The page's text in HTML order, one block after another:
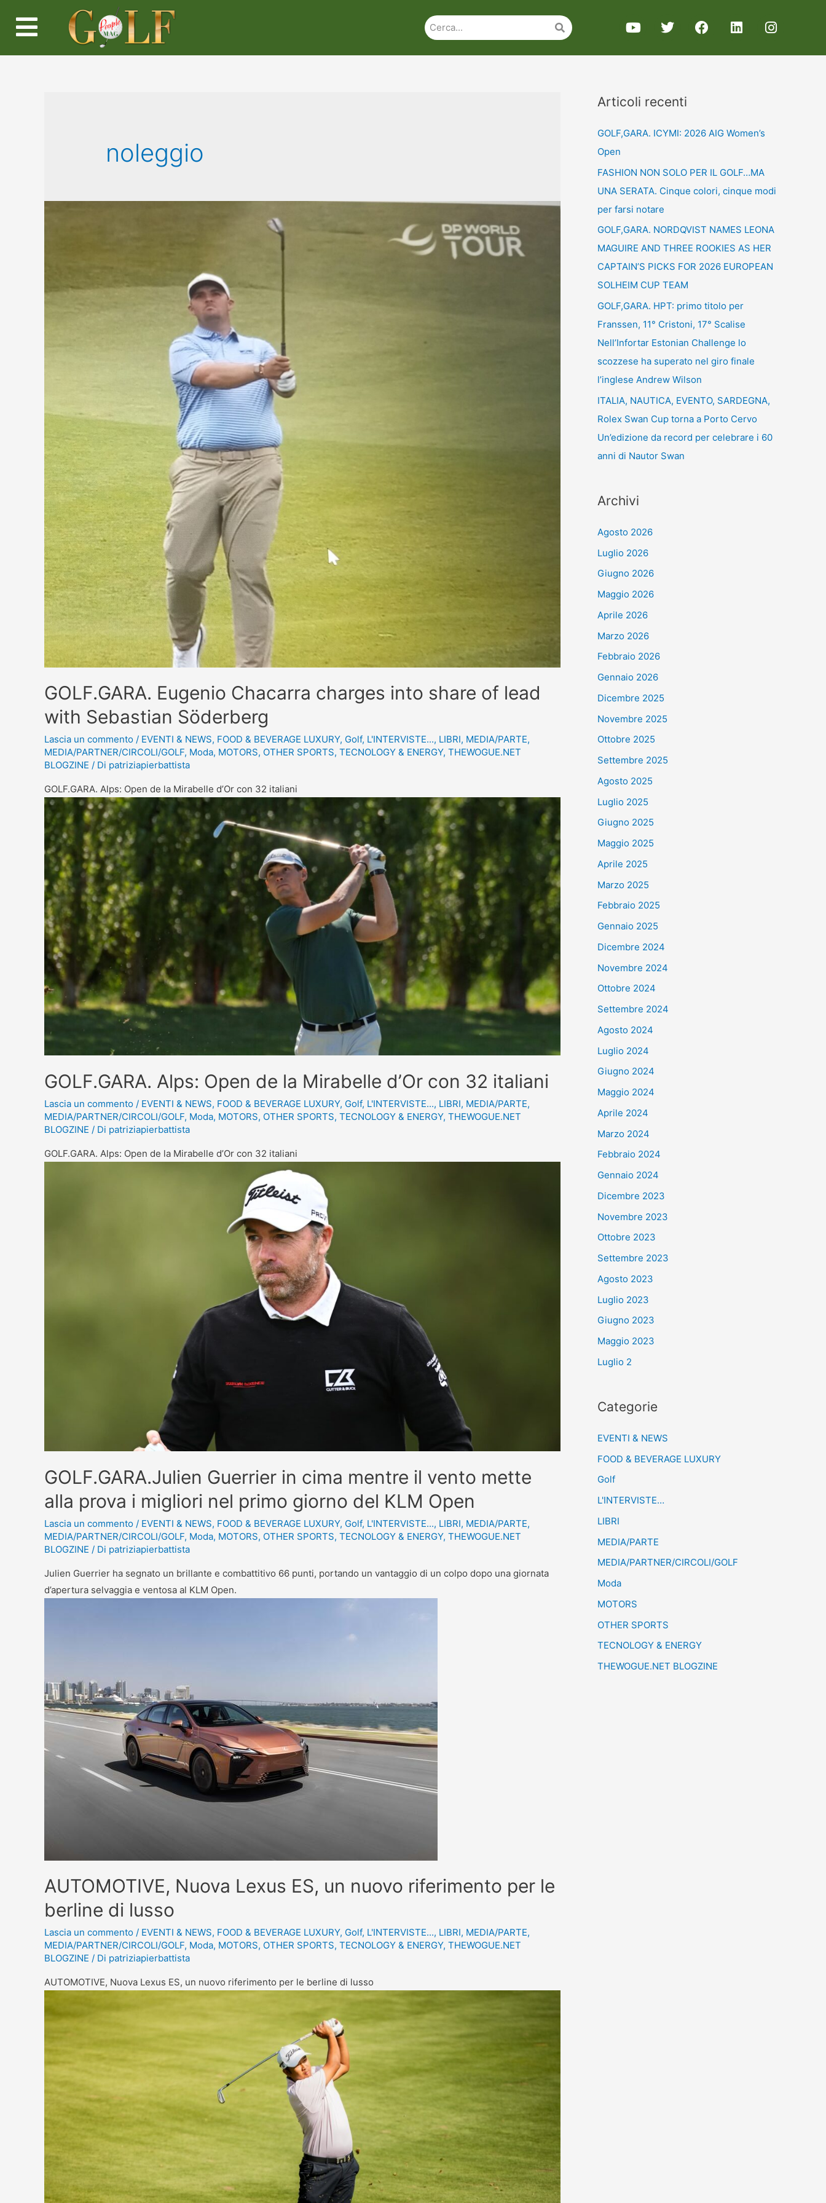
noleggio
GOLF.GARA. Eugenio Chacarra charges into share of lead
with Sebastian Söderberg
Lascia un commento / EVENTI & NEWS, FOOD & BEVERAGE LUXURY, Golf, L'INTERVISTE..., LIBRI, MEDIA/PARTE,
MEDIA/PARTNER/CIRCOLI/GOLF, Moda, MOTORS, OTHER SPORTS, TECNOLOGY & ENERGY, THEWOGUE.NET
BLOGZINE / Di patriziapierbattista
GOLF.GARA. Alps: Open de la Mirabelle d’Or con 32 italiani
GOLF.GARA. Alps: Open de la Mirabelle d’Or con 32 italiani
Lascia un commento / EVENTI & NEWS, FOOD & BEVERAGE LUXURY, Golf, L'INTERVISTE..., LIBRI, MEDIA/PARTE,
MEDIA/PARTNER/CIRCOLI/GOLF, Moda, MOTORS, OTHER SPORTS, TECNOLOGY & ENERGY, THEWOGUE.NET
BLOGZINE / Di patriziapierbattista
GOLF.GARA. Alps: Open de la Mirabelle d’Or con 32 italiani
GOLF.GARA.Julien Guerrier in cima mentre il vento mette
alla prova i migliori nel primo giorno del KLM Open
Lascia un commento / EVENTI & NEWS, FOOD & BEVERAGE LUXURY, Golf, L'INTERVISTE..., LIBRI, MEDIA/PARTE,
MEDIA/PARTNER/CIRCOLI/GOLF, Moda, MOTORS, OTHER SPORTS, TECNOLOGY & ENERGY, THEWOGUE.NET
BLOGZINE / Di patriziapierbattista
Julien Guerrier ha segnato un brillante e combattitivo 66 punti, portando un vantaggio di un colpo dopo una giornata
d’apertura selvaggia e ventosa al KLM Open.
AUTOMOTIVE, Nuova Lexus ES, un nuovo riferimento per le
berline di lusso
Lascia un commento / EVENTI & NEWS, FOOD & BEVERAGE LUXURY, Golf, L'INTERVISTE..., LIBRI, MEDIA/PARTE,
MEDIA/PARTNER/CIRCOLI/GOLF, Moda, MOTORS, OTHER SPORTS, TECNOLOGY & ENERGY, THEWOGUE.NET
BLOGZINE / Di patriziapierbattista
AUTOMOTIVE, Nuova Lexus ES, un nuovo riferimento per le berline di lusso
Articoli recenti
GOLF,GARA. ICYMI: 2026 AIG Women’s
Open
FASHION NON SOLO PER IL GOLF…MA
UNA SERATA. Cinque colori, cinque modi
per farsi notare
GOLF,GARA. NORDQVIST NAMES LEONA
MAGUIRE AND THREE ROOKIES AS HER
CAPTAIN’S PICKS FOR 2026 EUROPEAN
SOLHEIM CUP TEAM
GOLF,GARA. HPT: primo titolo per
Franssen, 11° Cristoni, 17° Scalise
Nell’Infortar Estonian Challenge lo
scozzese ha superato nel giro finale
l’inglese Andrew Wilson
ITALIA, NAUTICA, EVENTO, SARDEGNA,
Rolex Swan Cup torna a Porto Cervo
Un’edizione da record per celebrare i 60
anni di Nautor Swan
Archivi
Agosto 2026
Luglio 2026
Giugno 2026
Maggio 2026
Aprile 2026
Marzo 2026
Febbraio 2026
Gennaio 2026
Dicembre 2025
Novembre 2025
Ottobre 2025
Settembre 2025
Agosto 2025
Luglio 2025
Giugno 2025
Maggio 2025
Aprile 2025
Marzo 2025
Febbraio 2025
Gennaio 2025
Dicembre 2024
Novembre 2024
Ottobre 2024
Settembre 2024
Agosto 2024
Luglio 2024
Giugno 2024
Maggio 2024
Aprile 2024
Marzo 2024
Febbraio 2024
Gennaio 2024
Dicembre 2023
Novembre 2023
Ottobre 2023
Settembre 2023
Agosto 2023
Luglio 2023
Giugno 2023
Maggio 2023
Luglio 2
Categorie
EVENTI & NEWS
FOOD & BEVERAGE LUXURY
Golf
L'INTERVISTE…
LIBRI
MEDIA/PARTE
MEDIA/PARTNER/CIRCOLI/GOLF
Moda
MOTORS
OTHER SPORTS
TECNOLOGY & ENERGY
THEWOGUE.NET BLOGZINE